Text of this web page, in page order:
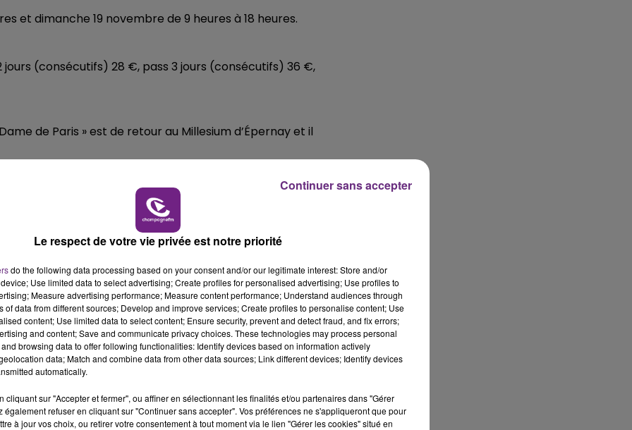
et dimanche 19 novembre de 9 heures à 18 heures.
jours (consécutifs) 28 €, pass 3 jours (consécutifs) 36 €,
de Paris » est de retour au Millesium d’Épernay et il
et mettra en avant les cuisiniers amateurs.
Rivières
Le respect de votre vie privée est notre priorité
do the following data processing based on your consent and/or our legitimate interest: Store and/or
Use limited data to select advertising; Create profiles for personalised advertising; Use profiles to
Measure advertising performance; Measure content performance; Understand audiences through
of data from different sources; Develop and improve services; Create profiles to personalise content; Use
content; Use limited data to select content; Ensure security, prevent and detect fraud, and fix errors;
and content; Save and communicate privacy choices. These technologies may process personal
browsing data to offer following functionalities: Identify devices based on information actively
data; Match and combine data from other data sources; Link different devices; Identify devices
automatically.
cliquant sur "Accepter et fermer", ou affiner en sélectionnant les finalités et/ou partenaires dans "Gérer
également refuser en cliquant sur "Continuer sans accepter". Vos préférences ne s'appliqueront que pour
à jour vos choix, ou retirer votre consentement à tout moment via le lien "Gérer les cookies" situé en
Continuer sans accepter